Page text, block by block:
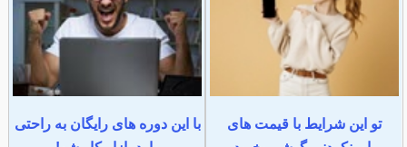
تو این شرایط با قیمت های
با این دوره های رایگان به راحتی